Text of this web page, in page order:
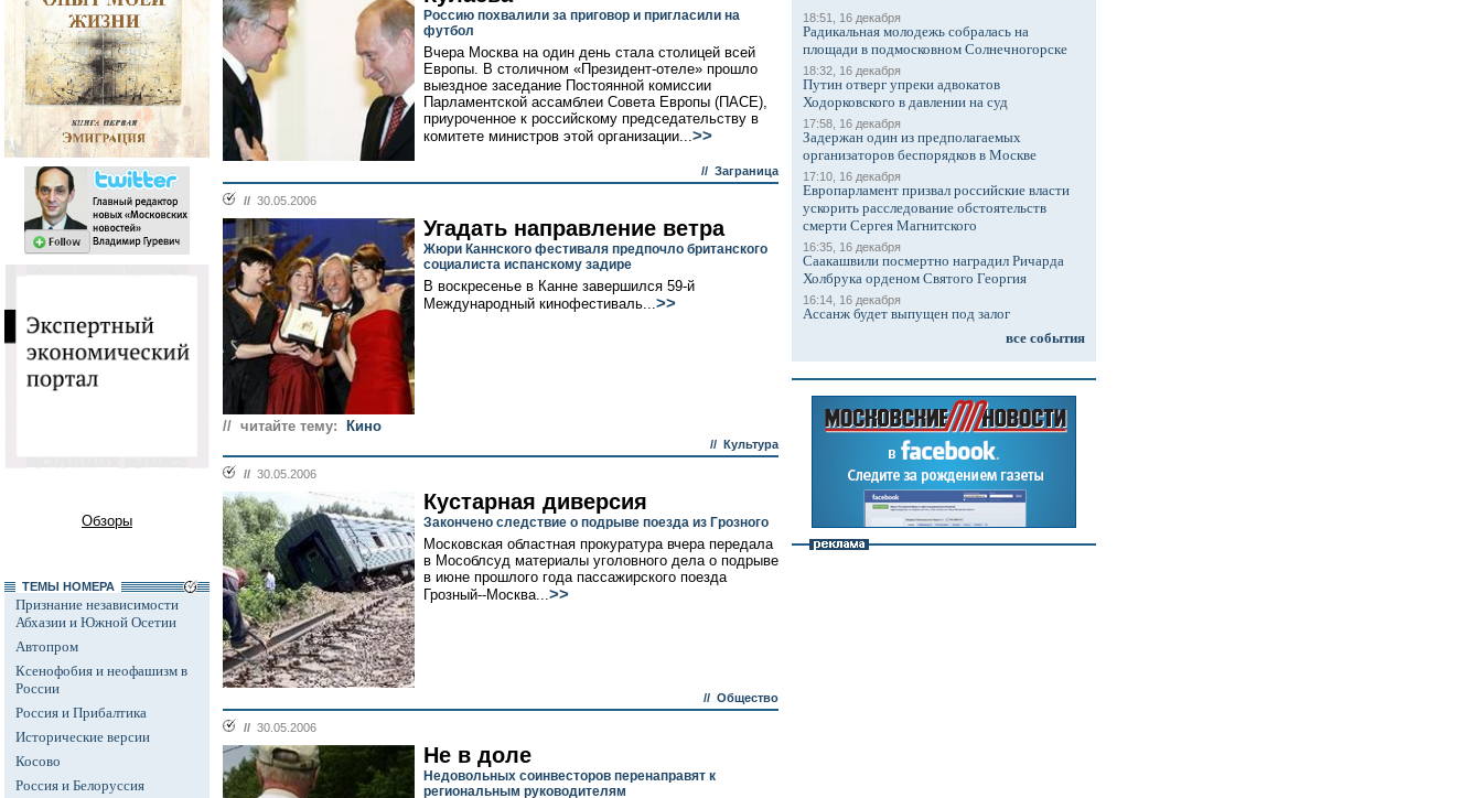
Обзоры
ТЕМЫ НОМЕРА
Признание независимости
Абхазии и Южной Осетии
Автопром
Ксенофобия и неофашизм в
России
Россия и Прибалтика
Исторические версии
Косово
Россия и Белоруссия
Россию похвалили за приговор и пригласили на
футбол
Вчера Москва на один день стала столицей всей
Европы. В столичном «Президент-отеле» прошло
выездное заседание Постоянной комиссии
Парламентской ассамблеи Совета Европы (ПАСЕ),
приуроченное к российскому председательству в
комитете министров этой организации...>>
// Заграница
// 30.05.2006
Угадать направление ветра
Жюри Каннского фестиваля предпочло британского
социалиста испанскому задире
В воскресенье в Канне завершился 59-й
Международный кинофестиваль...>>
// читайте тему: Кино
// Культура
// 30.05.2006
Кустарная диверсия
Закончено следствие о подрыве поезда из Грозного
Московская областная прокуратура вчера передала
в Мособлсуд материалы уголовного дела о подрыве
в июне прошлого года пассажирского поезда
Грозный--Москва...>>
// Общество
// 30.05.2006
Не в доле
Недовольных соинвесторов перенаправят к
региональным руководителям
18:51, 16 декабря
Радикальная молодежь собралась на
площади в подмосковном Солнечногорске
18:32, 16 декабря
Путин отверг упреки адвокатов
Ходорковского в давлении на суд
17:58, 16 декабря
Задержан один из предполагаемых
организаторов беспорядков в Москве
17:10, 16 декабря
Европарламент призвал российские власти
ускорить расследование обстоятельств
смерти Сергея Магнитского
16:35, 16 декабря
Саакашвили посмертно наградил Ричарда
Холбрука орденом Святого Георгия
16:14, 16 декабря
Ассанж будет выпущен под залог
все события